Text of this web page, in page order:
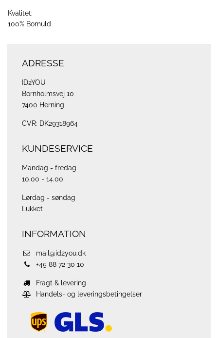
Kvalitet:
100% Bomuld
ADRESSE
ID2YOU
Bornholmsvej 10
7400 Herning
CVR: DK29318964
KUNDESERVICE
Mandag - fredag
10.00 - 14.00
Lørdag - søndag
Lukket
INFORMATION
mail@id2you.dk
+45 88 72 30 10
Fragt & levering
Handels- og leveringsbetingelser
ups
logo